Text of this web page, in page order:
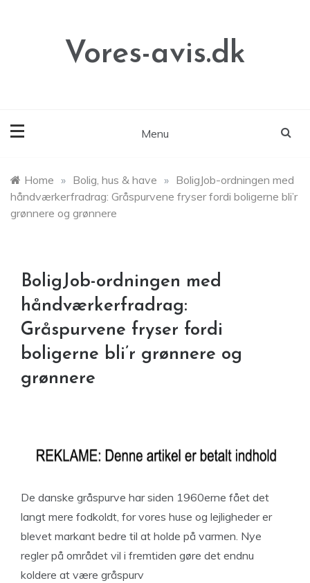
Vores-avis.dk
Menu
Home » Bolig, hus & have » BoligJob-ordningen med
håndværkerfradrag: Gråspurvene fryser fordi boligerne bli’r
grønnere og grønnere
BoligJob-ordningen med
håndværkerfradrag:
Gråspurvene fryser fordi
boligerne bli’r grønnere og
grønnere
De danske gråspurve har siden 1960erne fået det
langt mere fodkoldt, for vores huse og lejligheder er
blevet markant bedre til at holde på varmen. Nye
regler på området vil i fremtiden gøre det endnu
koldere at være gråspurv